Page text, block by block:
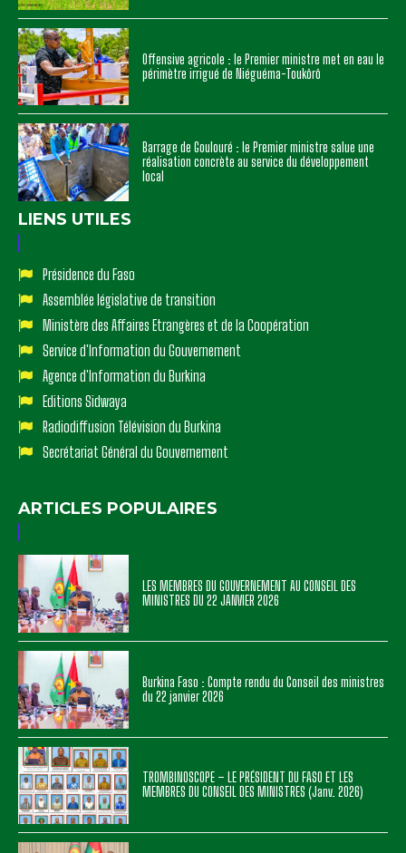
Offensive agricole : le Premier ministre met en eau le
périmètre irrigué de Niéguéma-Toukôrô
Barrage de Goulouré : le Premier ministre salue une
réalisation concrète au service du développement
local
LIENS UTILES
Présidence du Faso
Assemblée législative de transition
Ministère des Affaires Etrangères et de la Coopération
Service d'Information du Gouvernement
Agence d'Information du Burkina
Editions Sidwaya
Radiodiffusion Télévision du Burkina
Secrétariat Général du Gouvernement
ARTICLES POPULAIRES
LES MEMBRES DU GOUVERNEMENT AU CONSEIL DES
MINISTRES DU 22 JANVIER 2026
Burkina Faso : Compte rendu du Conseil des ministres
du 22 janvier 2026
TROMBINOSCOPE – LE PRÉSIDENT DU FASO ET LES
MEMBRES DU CONSEIL DES MINISTRES (Janv. 2026)